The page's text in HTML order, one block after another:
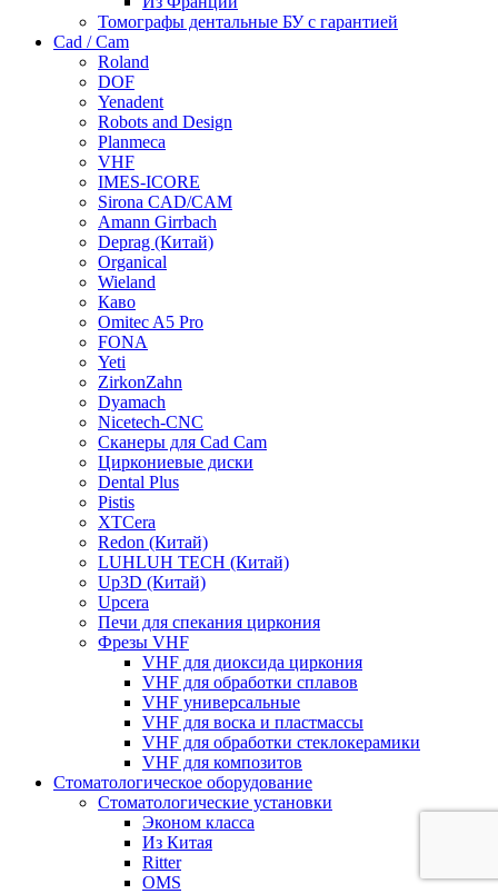
Томографы дентальные БУ с гарантией
Cad / Cam
Roland
DOF
Yenadent
Robots and Design
Planmeca
VHF
IMES-ICORE
Sirona CAD/CAM
Amann Girrbach
Deprag (Китай)
Organical
Wieland
Каво
Omitec A5 Pro
FONA
Yeti
ZirkonZahn
Dyamach
Nicetech-CNC
Сканеры для Cad Cam
Циркониевые диски
Dental Plus
Pistis
XTCera
Redon (Китай)
LUHLUH TECH (Китай)
Up3D (Китай)
Upcera
Печи для спекания циркония
Фрезы VHF
VHF для диоксида циркония
VHF для обработки сплавов
VHF универсальные
VHF для воска и пластмассы
VHF для обработки стеклокерамики
VHF для композитов
Стоматологическое оборудование
Стоматологические установки
Эконом класса
Из Китая
Ritter
OMS